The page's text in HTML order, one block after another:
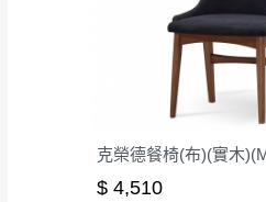
克榮德餐椅(布)(實木
$ 4,510